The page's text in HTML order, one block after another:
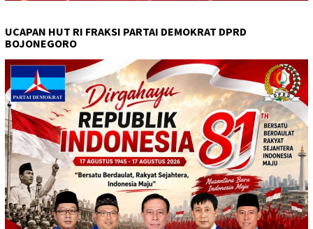
UCAPAN HUT RI FRAKSI PARTAI DEMOKRAT DPRD
BOJONEGORO